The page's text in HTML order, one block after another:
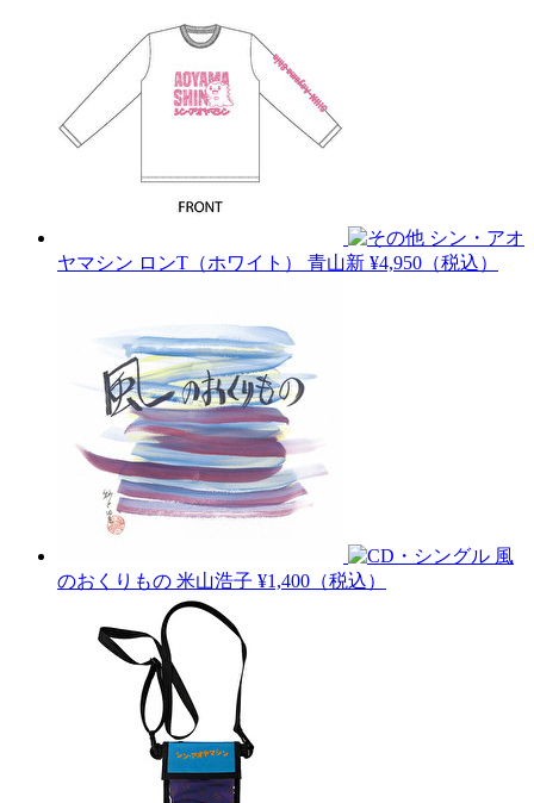
シン・アオ
ヤマシン ロンT（ホワイト） 青山新 ¥4,950（税込）
風
のおくりもの 米山浩子 ¥1,400（税込）